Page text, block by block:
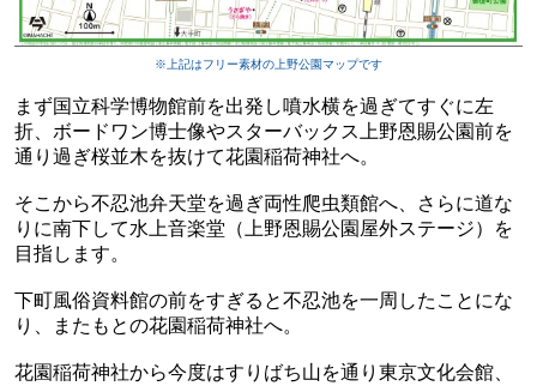
※上記はフリー素材の上野公園マップです
まず国立科学博物館前を出発し噴水横を過ぎてすぐに左
折、ボードワン博士像やスターバックス上野恩賜公園前を
通り過ぎ桜並木を抜けて花園稲荷神社へ。
そこから不忍池弁天堂を過ぎ両性爬虫類館へ、さらに道な
りに南下して水上音楽堂（上野恩賜公園屋外ステージ）を
目指します。
下町風俗資料館の前をすぎると不忍池を一周したことにな
り、またもとの花園稲荷神社へ。
花園稲荷神社から今度はすりばち山を通り東京文化会館、